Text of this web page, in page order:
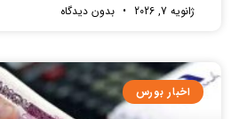
ژانویه 7, 2026 بدون دیدگاه
اخبار بورس